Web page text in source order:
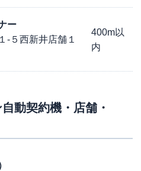
ー
-５西新井店舗１
400m以
内
動契約機・店舗・